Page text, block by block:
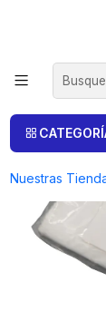
Nuestras